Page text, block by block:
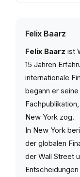
Felix Baarz
Felix Baarz ist
15 Jahren
internationale
begann er
New York zog.
In New York
der globalen
der Wall Street